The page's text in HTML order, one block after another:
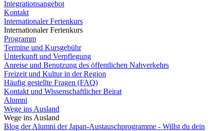
Integrationsangebot
Kontakt
Internationaler Ferienkurs
Internationaler Ferienkurs
Programm
Termine und Kursgebühr
Unterkunft und Verpflegung
Anreise und Benutzung des öffentlichen Nahverkehrs
Freizeit und Kultur in der Region
Häufig gestellte Fragen (FAQ)
Kontakt und Wissenschaftlicher Beirat
Alumni
Wege ins Ausland
Wege ins Ausland
Blog der Alumni der Japan-Austauschprogramme - Willst du dein